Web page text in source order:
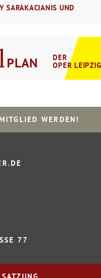
SARAKACIANIS UND
PLAN
DER
OPER LEIPZIG
WERDEN!
77